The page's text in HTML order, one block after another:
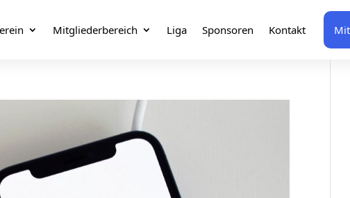
Mitgliederbereich Liga Sponsoren Kontakt